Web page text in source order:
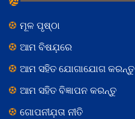
ମୂଳ ପୃଷ୍ଠା
ଆମ ବିଷଯ଼ରେ
ଆମ ସହିତ ଯୋଗାଯୋଗ କରନ୍ତୁ
ଆମ ସହିତ ବିଜ୍ଞାପନ କରନ୍ତୁ
ଗୋପନୀଯ଼ତା ନୀତି